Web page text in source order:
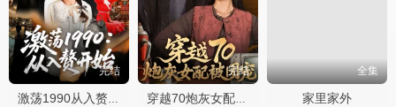
完结
激荡1990从入赘开始
完结
穿越70炮灰女配被团宠
全集
家里家外